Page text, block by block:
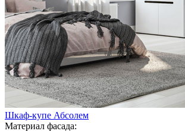
Шкаф-купе Абсолем
Материал фасада: